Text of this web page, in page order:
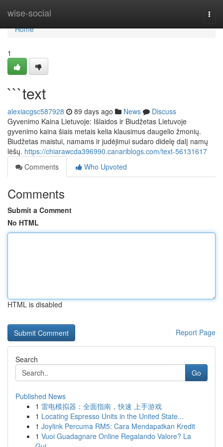
wise-social
Home
Home
1
```text
alexiacgsc587928 89 days ago News
Discuss
Gyvenimo Kaina Lietuvoje: Išlaidos ir Biudžetas Lietuvoje
gyvenimo kaina šiais metais kelia klausimus daugelio žmonių.
Biudžetas maistui, namams ir judėjimui sudaro didelę dalį namų
lėšų. https://chiarawcda396990.canariblogs.com/text-56131617
Comments
Who Upvoted
Comments
Submit a Comment
No HTML
HTML is disabled
Report Page
Search
Go
Published News
1 雷电模拟器：全面指南，快速 上手游戏
1 Locating Espresso Units in the United State...
1 Joylink Percuma RM5: Cara Mendapatkan Kredit
1 Vuoi Guadagnare Online Regalando Valore? La